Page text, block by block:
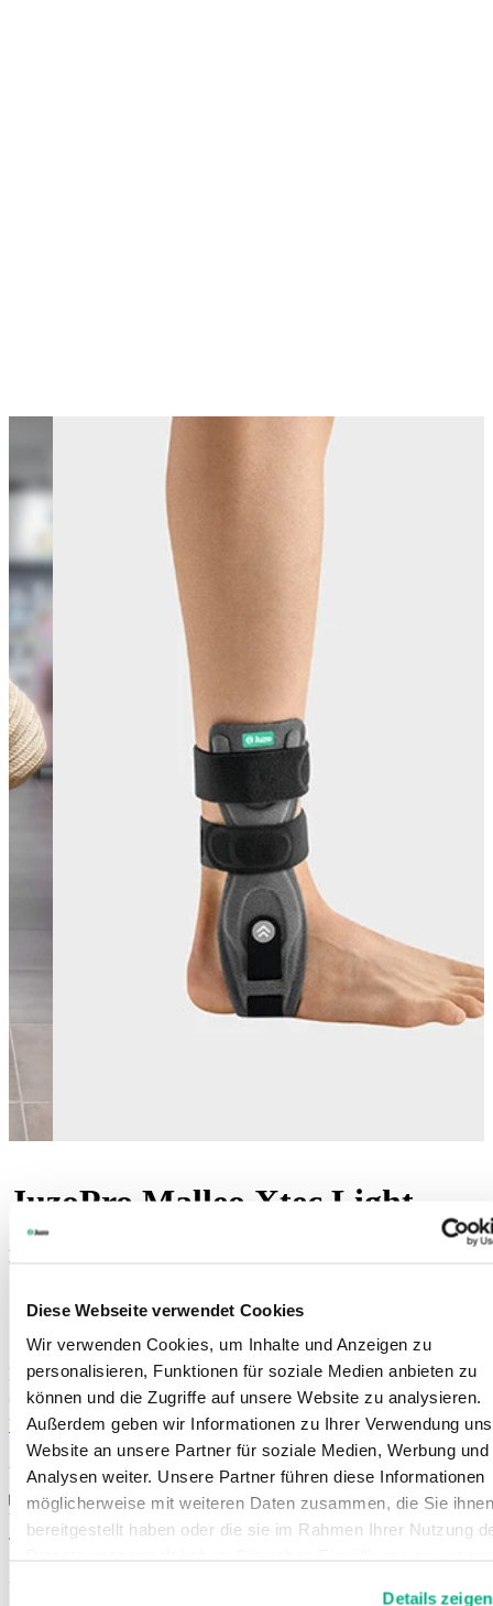
Diese Webseite verwendet Cookies
Wir verwenden Cookies, um Inhalte und Anzeigen zu
personalisieren, Funktionen für soziale Medien anbieten zu
können und die Zugriffe auf unsere Website zu analysieren.
Außerdem geben wir Informationen zu Ihrer Verwendung
Website an unsere Partner für soziale Medien, Werbung und
Analysen weiter. Unsere Partner führen diese Informationen
möglicherweise mit weiteren Daten zusammen, die Sie ihnen
bereitgestellt haben oder die sie im Rahmen Ihrer Nutzung
Details zeigen
JuzoPro Malleo Xtec Light
Enkelorthese met rigide kunststof schalen
Smal en zeer licht
Verstelbare sluitbanden
Kleuren:
Vindt uw lokale leverancier
Art. 7008
Voor vakhandelaren